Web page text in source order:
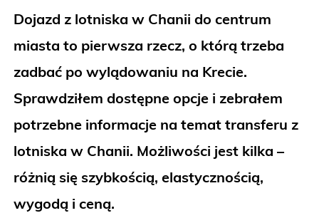
Dojazd z lotniska w Chanii do centrum
miasta to pierwsza rzecz, o którą trzeba
zadbać po wylądowaniu na Krecie.
Sprawdziłem dostępne opcje i zebrałem
potrzebne informacje na temat transferu z
lotniska w Chanii. Możliwości jest kilka –
różnią się szybkością, elastycznością,
wygodą i ceną.